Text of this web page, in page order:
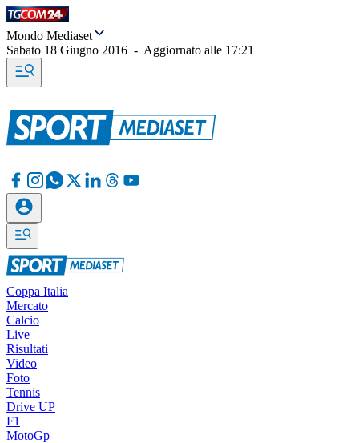
Mondo Mediaset
Sabato 18 Giugno 2016 - Aggiornato alle 17:21
Coppa Italia
Mercato
Calcio
Live
Risultati
Video
Foto
Tennis
Drive UP
F1
MotoGp